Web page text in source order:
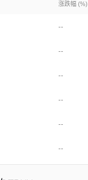
涨跌幅 (%)
--
--
--
--
--
--